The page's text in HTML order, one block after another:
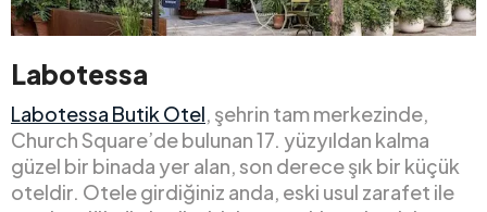
Labotessa
Labotessa Butik Otel, şehrin tam merkezinde,
Church Square’de bulunan 17. yüzyıldan kalma
güzel bir binada yer alan, son derece şık bir küçük
oteldir. Otele girdiğiniz anda, eski usul zarafet ile